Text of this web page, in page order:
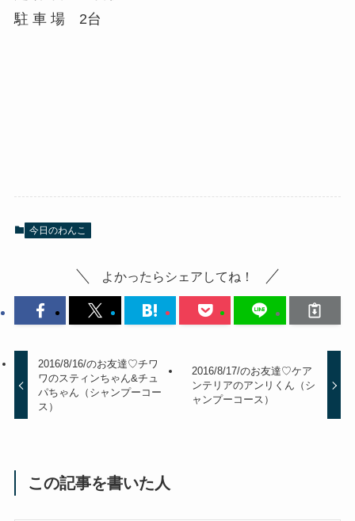
駐 車 場 2台
今日のわんこ
よかったらシェアしてね！
2016/8/16/のお友達♡チワ
ワのスティンちゃん&チュ
パちゃん（シャンプーコー
ス）
2016/8/17/のお友達♡ケア
ンテリアのアンリくん（シ
ャンプーコース）
この記事を書いた人